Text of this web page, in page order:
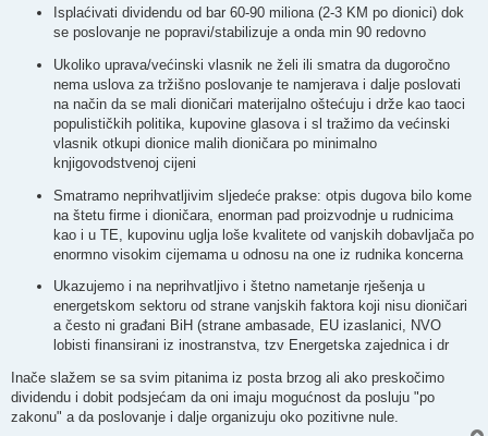
Isplaćivati dividendu od bar 60-90 miliona (2-3 KM po dionici) dok
se poslovanje ne popravi/stabilizuje a onda min 90 redovno
Ukoliko uprava/većinski vlasnik ne želi ili smatra da dugoročno
nema uslova za tržišno poslovanje te namjerava i dalje poslovati
na način da se mali dioničari materijalno oštećuju i drže kao taoci
populističkih politika, kupovine glasova i sl tražimo da većinski
vlasnik otkupi dionice malih dioničara po minimalno
knjigovodstvenoj cijeni
Smatramo neprihvatljivim sljedeće prakse: otpis dugova bilo kome
na štetu firme i dioničara, enorman pad proizvodnje u rudnicima
kao i u TE, kupovinu uglja loše kvalitete od vanjskih dobavljača po
enormno visokim cijemama u odnosu na one iz rudnika koncerna
Ukazujemo i na neprihvatljivo i štetno nametanje rješenja u
energetskom sektoru od strane vanjskih faktora koji nisu dioničari
a često ni građani BiH (strane ambasade, EU izaslanici, NVO
lobisti finansirani iz inostranstva, tzv Energetska zajednica i dr
Inače slažem se sa svim pitanima iz posta brzog ali ako preskočimo
dividendu i dobit podsjećam da oni imaju mogućnost da posluju "po
zakonu" a da poslovanje i dalje organizuju oko pozitivne nule.